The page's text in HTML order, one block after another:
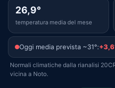
26,9°
temperatura media del mese
Oggi media prevista ~31°:
Normali climatiche dalla rianalisi
vicina a Noto.